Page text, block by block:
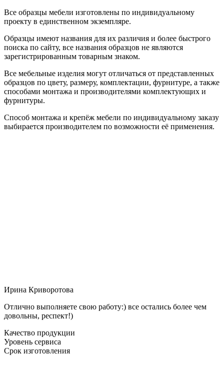
Все образцы мебели изготовлены по индивидуальному
проекту в единственном экземпляре.
Образцы имеют названия для их различия и более быстрого
поиска по сайту, все названия образцов не являются
зарегистрированным товарным знаком.
Все мебельные изделия могут отличаться от представленных
образцов по цвету, размеру, комплектации, фурнитуре, а также
способами монтажа и производителями комплектующих и
фурнитуры.
Способ монтажа и крепёж мебели по индивидуальному заказу
выбирается производителем по возможности её применения.
Ирина Криворотова
Отлично выполняете свою работу:) все остались более чем
довольны, респект!)
Качество продукции
Уровень сервиса
Срок изготовления